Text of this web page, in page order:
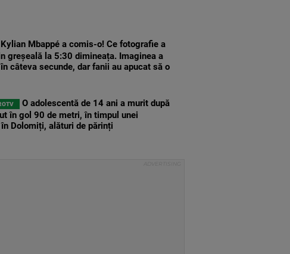
Kylian Mbappé a comis-o! Ce fotografie a
greșeală la 5:30 dimineața. Imaginea a
câteva secunde, dar fanii au apucat să o
O adolescentă de 14 ani a murit după
în gol 90 de metri, în timpul unei
Dolomiți, alături de părinți